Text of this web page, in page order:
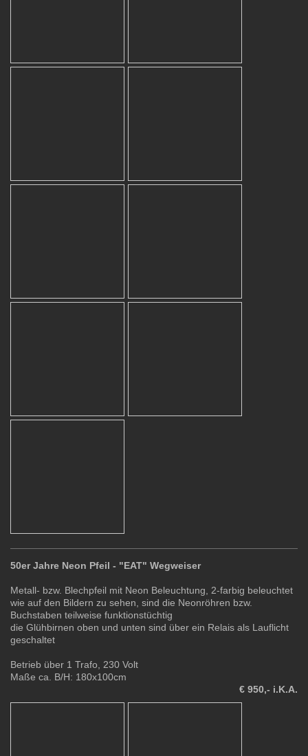
50er Jahre Neon Pfeil - "EAT" Wegweiser
Metall- bzw. Blechpfeil mit Neon Beleuchtung, 2-farbig beleuchtet
wie auf den Bildern zu sehen, sind die Neonröhren bzw.
Buchstaben teilweise funktionstüchtig
die Glühbirnen oben und unten sind über ein Relais als Lauflicht
geschaltet
Betrieb über 1 Trafo, 230 Volt
Maße ca. B/H: 180x100cm
€ 950,- i.K.A.